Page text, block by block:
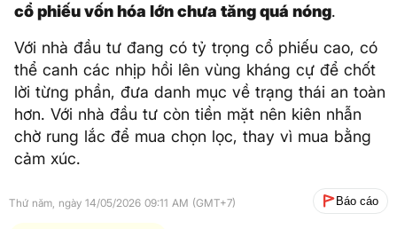
cổ phiếu vốn hóa lớn chưa tăng quá nóng.
Với nhà đầu tư đang có tỷ trọng cổ phiếu cao, có
thể canh các nhịp hồi lên vùng kháng cự để chốt
lời từng phần, đưa danh mục về trạng thái an toàn
hơn. Với nhà đầu tư còn tiền mặt nên kiên nhẫn
chờ rung lắc để mua chọn lọc, thay vì mua bằng
cảm xúc.
Thứ năm, ngày 14/05/2026 09:11 AM (GMT+7) Báo cáo